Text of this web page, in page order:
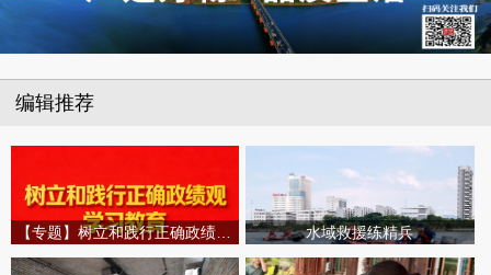
编辑推荐
水域救援练精兵